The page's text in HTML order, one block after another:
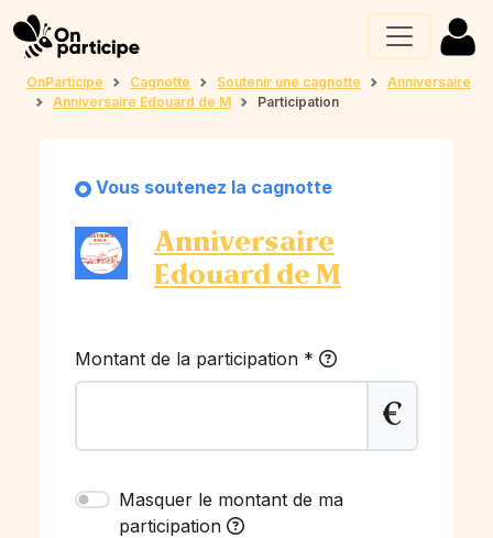
OnParticipe Cagnotte Soutenir une cagnotte
Anniversaire
Anniversaire Edouard de M
Participation
Vous soutenez la cagnotte
Anniversaire
Edouard de M
Montant de la participation *
€
Masquer le montant de ma
participation